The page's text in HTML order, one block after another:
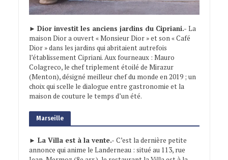
► Dior investit les anciens jardins du Cipriani.- La
maison Dior a ouvert « Monsieur Dior » et son « Café
Dior » dans les jardins qui abritaient autrefois
l’établissement Cipriani. Aux fourneaux : Mauro
Colagreco, le chef triplement étoilé de Mirazur
(Menton), désigné meilleur chef du monde en 2019 ; un
choix qui scelle le dialogue entre gastronomie et la
maison de couture le temps d’un été.
Marseille
► La Villa est à la vente.- C’est la dernière petite
annonce qui anime le Landerneau : situé au 113, rue